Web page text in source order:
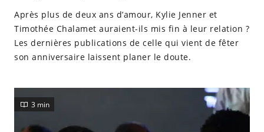
Après plus de deux ans d’amour, Kylie Jenner et
Timothée Chalamet auraient-ils mis fin à leur relation ?
Les dernières publications de celle qui vient de fêter
son anniversaire laissent planer le doute.
3 min